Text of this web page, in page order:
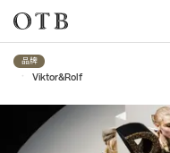
Skip to main content
品牌
•
Viktor&Rolf